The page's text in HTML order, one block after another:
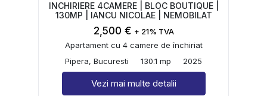
INCHIRIERE 4CAMERE | BLOC BOUTIQUE |
130MP | IANCU NICOLAE | NEMOBILAT
2,500 € + 21% TVA
Apartament cu 4 camere de închiriat
Pipera, Bucuresti
130.1 mp 2025
Vezi mai multe detalii